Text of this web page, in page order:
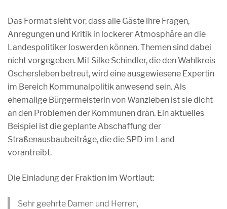
Das Format sieht vor, dass alle Gäste ihre Fragen,
Anregungen und Kritik in lockerer Atmosphäre an die
Landespolitiker loswerden können. Themen sind dabei
nicht vorgegeben. Mit Silke Schindler, die den Wahlkreis
Oschersleben betreut, wird eine ausgewiesene Expertin
im Bereich Kommunalpolitik anwesend sein. Als
ehemalige Bürgermeisterin von Wanzleben ist sie dicht
an den Problemen der Kommunen dran. Ein aktuelles
Beispiel ist die geplante Abschaffung der
Straßenausbaubeiträge, die die SPD im Land
vorantreibt.
Die Einladung der Fraktion im Wortlaut:
Sehr geehrte Damen und Herren,